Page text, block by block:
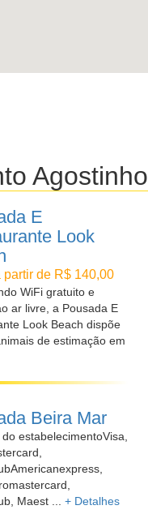
Agostinho
E
Look
partir de R$ 140,00
WiFi gratuito e
ar livre, a Pousada E
Look Beach dispõe
de estimação em
Beira Mar
estabelecimentoVisa,
Maest ... + Detalhes